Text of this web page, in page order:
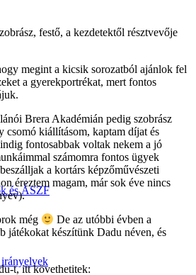
és ÁSZF
festő, a kezdetektől résztvevője
megint a kicsik sorozatból ajánlok fel
a gyerekportrékat, mert fontos
Brera Akadémián pedig szobrász
csomó kiállításom, kaptam díjat és
fontosabbak voltak nekem a jó
számomra fontos ügyek
a kortárs képzőművészeti
éreztem magam, már sok éve nincs
még
De az utóbbi évben a
játékokat készítünk Dadu néven, és
t, itt követhetitek: